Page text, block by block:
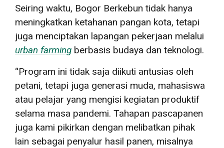
Seiring waktu, Bogor Berkebun tidak hanya
meningkatkan ketahanan pangan kota, tetapi
juga menciptakan lapangan pekerjaan melalui
urban farming berbasis budaya dan teknologi.
“Program ini tidak saja diikuti antusias oleh
petani, tetapi juga generasi muda, mahasiswa
atau pelajar yang mengisi kegiatan produktif
selama masa pandemi. Tahapan pascapanen
juga kami pikirkan dengan melibatkan pihak
lain sebagai penyalur hasil panen, misalnya